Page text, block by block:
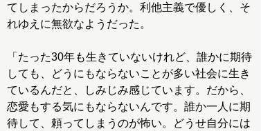
てしまったからだろうか。利他主義で優しく、そ
れゆえに無欲なようだった。
「たった30年も生きていないけれど、誰かに期待
しても、どうにもならないことが多い社会に生き
ているんだと、しみじみ感じています。だから、
恋愛もする気にもならないんです。誰か一人に期
待して、頼ってしまうのが怖い。どうせ自分には